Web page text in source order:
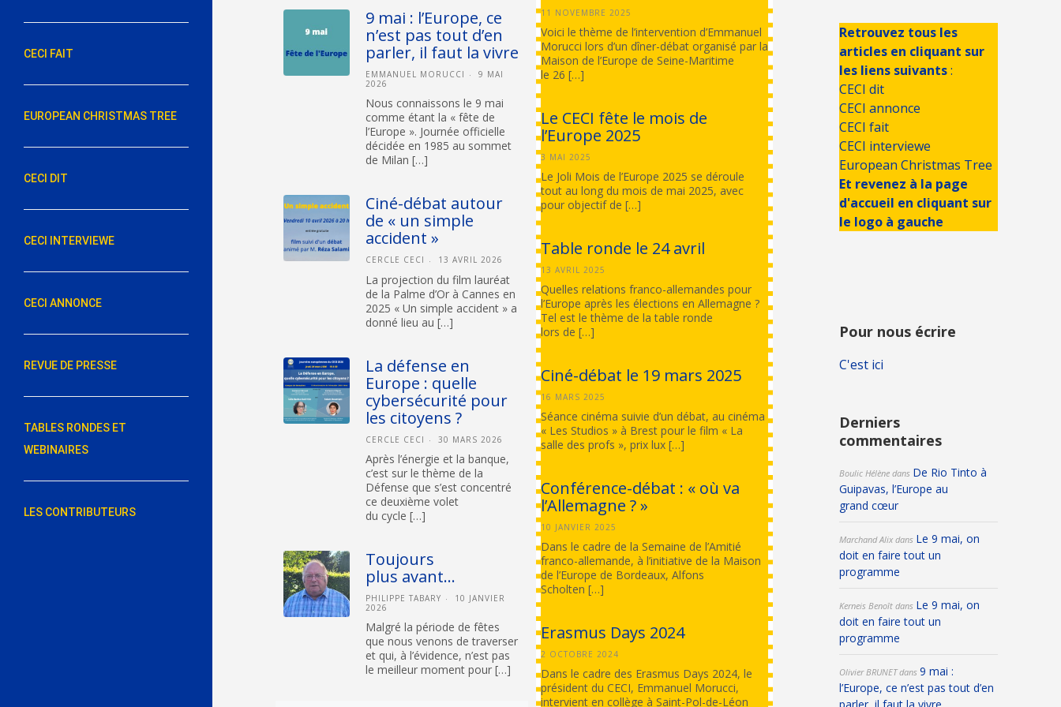
CECI FAIT
EUROPEAN CHRISTMAS TREE
CECI DIT
CECI INTERVIEWE
CECI ANNONCE
REVUE DE PRESSE
TABLES RONDES ET
WEBINAIRES
LES CONTRIBUTEURS
9 mai : l’Europe, ce
n’est pas tout d’en
parler, il faut la vivre
EMMANUEL MORUCCI
9 MAI
2026
Nous connaissons le 9 mai
comme étant la « fête de
l’Europe ». Journée officielle
décidée en 1985 au sommet
de Milan […]
Ciné-débat autour
de « un simple
accident »
CERCLE CECI 13 AVRIL 2026
La projection du film lauréat
de la Palme d’Or à Cannes en
2025 « Un simple accident » a
donné lieu au […]
La défense en
Europe : quelle
cybersécurité pour
les citoyens ?
CERCLE CECI 30 MARS 2026
Après l’énergie et la banque,
c’est sur le thème de la
Défense que s’est concentré
ce deuxième volet
du cycle […]
Toujours
plus avant…
PHILIPPE TABARY
10 JANVIER
2026
Malgré la période de fêtes
que nous venons de traverser
et qui, à l’évidence, n’est pas
le meilleur moment pour […]
11 NOVEMBRE 2025
Voici le thème de l’intervention d’Emmanuel
Morucci lors d’un dîner-débat organisé par la
Maison de l’Europe de Seine-Maritime
le 26 […]
Le CECI fête le mois de
l’Europe 2025
3 MAI 2025
Le Joli Mois de l’Europe 2025 se déroule
tout au long du mois de mai 2025, avec
pour objectif de […]
Table ronde le 24 avril
13 AVRIL 2025
Quelles relations franco-allemandes pour
l’Europe après les élections en Allemagne ?
Tel est le thème de la table ronde
lors de […]
Ciné-débat le 19 mars 2025
16 MARS 2025
Séance cinéma suivie d’un débat, au cinéma
« Les Studios » à Brest pour le film « La
salle des profs », prix lux […]
Conférence-débat : « où va
l’Allemagne ? »
10 JANVIER 2025
Dans le cadre de la Semaine de l’Amitié
franco-allemande, à l’initiative de la Maison
de l’Europe de Bordeaux, Alfons
Scholten […]
Erasmus Days 2024
2 OCTOBRE 2024
Dans le cadre des Erasmus Days 2024, le
président du CECI, Emmanuel Morucci,
intervient en collège à Saint-Pol-de-Léon
Retrouvez tous les
articles en cliquant sur
les liens suivants:
CECI dit
CECI annonce
CECI fait
CECI interviewe
European Christmas Tree
Et revenez à la page
d'accueil en cliquant sur
le logo à gauche
Pour nous écrire
C'est ici
Derniers
commentaires
Boulic Hélènedans De Rio Tinto à
Guipavas, l’Europe au
grand cœur
Marchand Alixdans Le 9 mai, on
doit en faire tout un
programme
Kerneis Benoîtdans Le 9 mai, on
doit en faire tout un
programme
Olivier BRUNETdans 9 mai :
l’Europe, ce n’est pas tout d’en